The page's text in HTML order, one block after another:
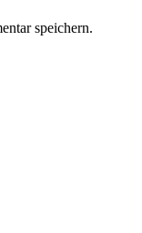
speichern.